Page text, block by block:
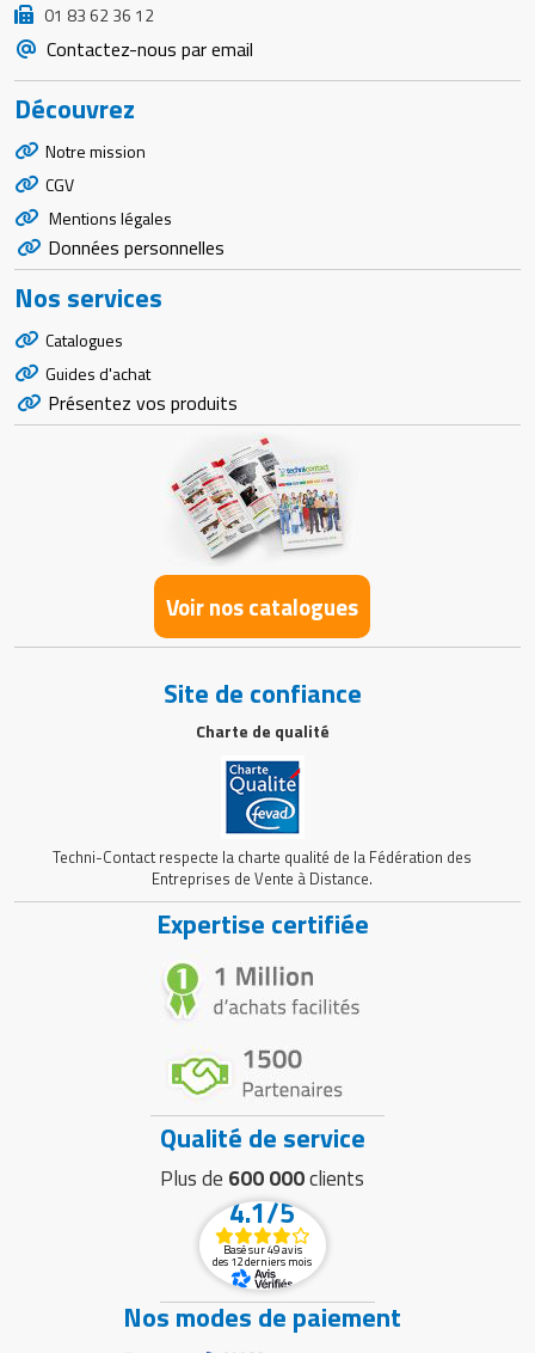
01 83 62 36 12
Contactez-nous par email
Découvrez
Notre mission
CGV
Mentions légales
Données personnelles
Nos services
Catalogues
Guides d'achat
Présentez vos produits
Voir nos catalogues
Site de confiance
Charte de qualité
Techni-Contact respecte la charte qualité de la Fédération des
Entreprises de Vente à Distance.
Expertise certifiée
Qualité de service
Plus de 600 000clients
4.1/5
Basé sur 49 avis
des 12 derniers mois
Nos modes de paiement